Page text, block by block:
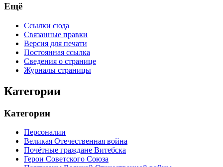
Ещё
Ссылки сюда
Связанные правки
Версия для печати
Постоянная ссылка
Сведения о странице
Журналы страницы
Категории
Категории
Персоналии
Великая Отечественная война
Почётные граждане Витебска
Герои Советского Союза